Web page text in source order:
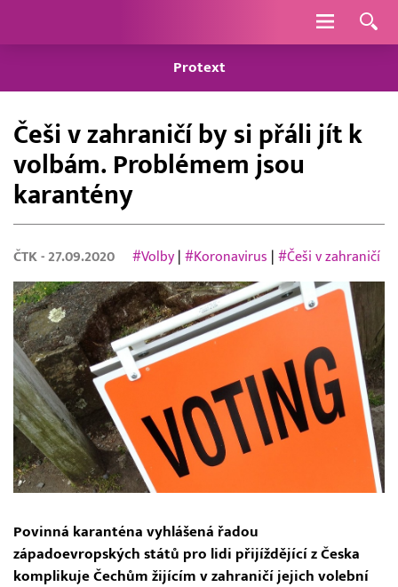
Navigace
Protext
Češi v zahraničí by si přáli jít k
volbám. Problémem jsou
karantény
ČTK - 27.09.2020 #Volby |#Koronavirus |#Češi v zahraničí
Povinná karanténa vyhlášená řadou
západoevropských států pro lidi přijíždějící z Česka
komplikuje Čechům žijícím v zahraničí jejich volební